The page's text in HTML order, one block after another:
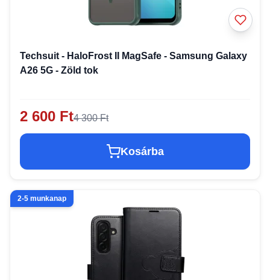
Techsuit - HaloFrost II MagSafe - Samsung Galaxy
A26 5G - Zöld tok
2 600 Ft4 300 Ft
Kosárba
2-5 munkanap